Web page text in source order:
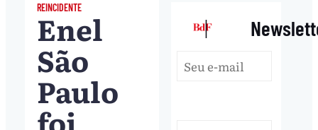
REINCIDENTE
Enel
São
Paulo
foi
|